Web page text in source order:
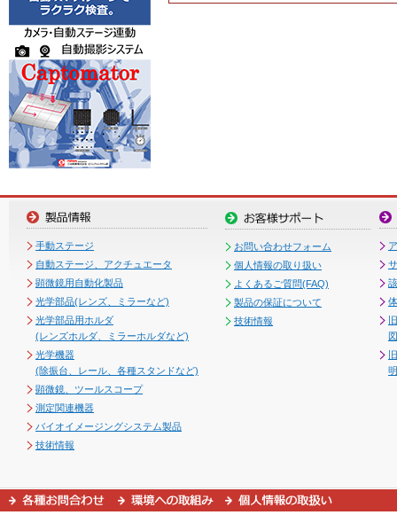
手動ステージ
自動ステージ、アクチュエータ
顕微鏡用自動化製品
光学部品(レンズ、ミラーなど)
光学部品用ホルダ
(レンズホルダ、ミラーホルダなど)
光学機器
(除振台、レール、各種スタンドなど)
顕微鏡、ツールスコープ
測定関連機器
バイオイメージングシステム製品
技術情報
お問い合わせフォーム
個人情報の取り扱い
よくあるご質問(FAQ)
製品の保証について
技術情報